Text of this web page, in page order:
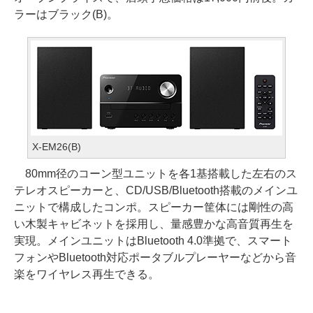
ラーはブラック(B)。
X-EM26(B)
80mm径のコーン型ユニットを各1基搭載した左右のス
テレオスピーカーと、CD/USB/Bluetooth搭載のメインユ
ニットで構成したコンポ。スピーカー筐体には剛性の高
い木製キャビネットを採用し、量感豊かな高音質再生を
実現。メインユニットはBluetooth 4.0準拠で、スマート
フォンやBluetooth対応ポータブルプレーヤーなどから音
楽をワイヤレス再生できる。